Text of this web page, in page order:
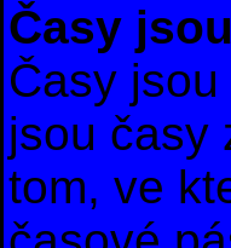
Časy
Časy
jsou časy
tom, ve